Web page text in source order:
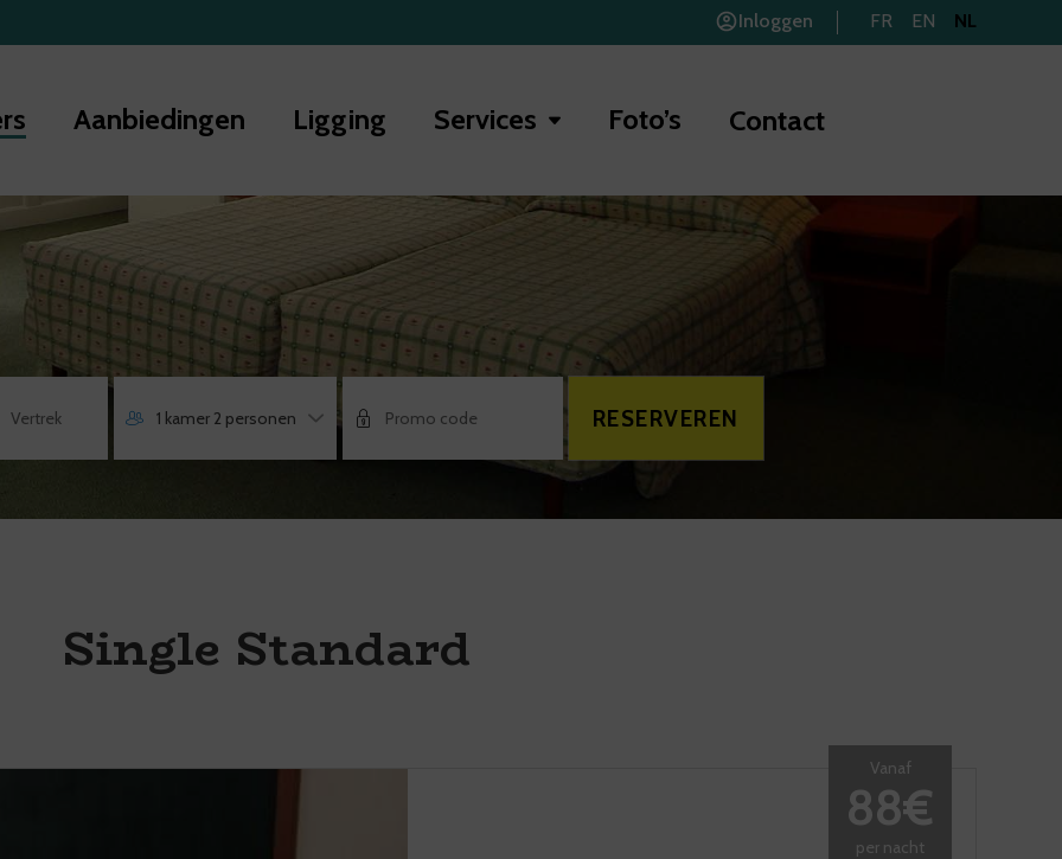
Inloggen FR EN NL
Aanbiedingen Ligging Services Foto’s Contact
1 kamer 2 personen RESERVEREN
Single Standard
Vanaf
88€
per nacht